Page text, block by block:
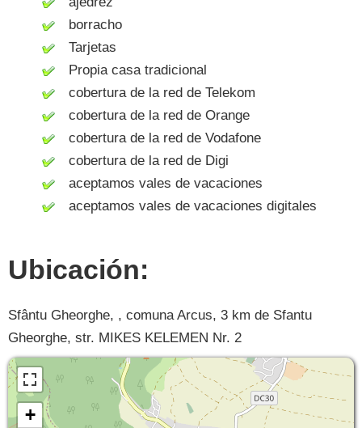
borracho
Tarjetas
Propia casa tradicional
cobertura de la red de Telekom
cobertura de la red de Orange
cobertura de la red de Vodafone
cobertura de la red de Digi
aceptamos vales de vacaciones
aceptamos vales de vacaciones digitales
Ubicación:
Sfântu Gheorghe, , comuna Arcus, 3 km de Sfantu
Gheorghe, str. MIKES KELEMEN Nr. 2
+